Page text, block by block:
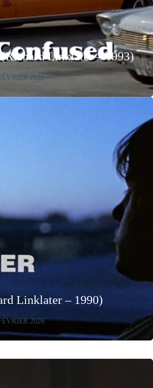
(Richard Linklater – 1993)
2026
Linklater – 1990)
2026